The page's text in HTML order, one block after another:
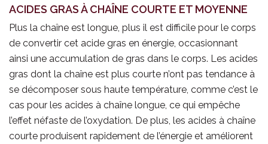
ACIDES GRAS À CHAÎNE COURTE ET MOYENNE
Plus la chaîne est longue, plus il est difficile pour le corps
de convertir cet acide gras en énergie, occasionnant
ainsi une accumulation de gras dans le corps. Les acides
gras dont la chaîne est plus courte n’ont pas tendance à
se décomposer sous haute température, comme c’est le
cas pour les acides à chaîne longue, ce qui empêche
l’effet néfaste de l’oxydation. De plus, les acides à chaîne
courte produisent rapidement de l’énergie et améliorent